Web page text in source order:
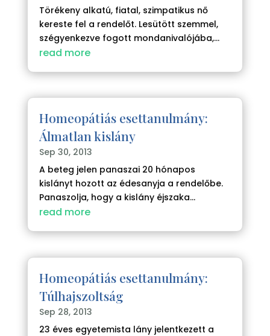
Törékeny alkatú, fiatal, szimpatikus nő
kereste fel a rendelőt. Lesütött szemmel,
szégyenkezve fogott mondanivalójába,...
read more
Homeopátiás esettanulmány:
Álmatlan kislány
Sep 30, 2013
A beteg jelen panaszai 20 hónapos
kislányt hozott az édesanyja a rendelőbe.
Panaszolja, hogy a kislány éjszaka...
read more
Homeopátiás esettanulmány:
Túlhajszoltság
Sep 28, 2013
23 éves egyetemista lány jelentkezett a